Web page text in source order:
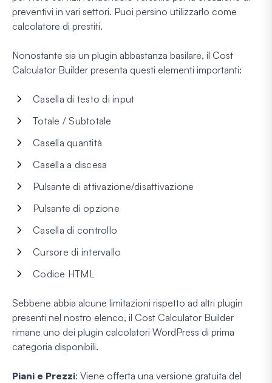
preventivi in vari settori. Puoi persino utilizzarlo come
calcolatore di prestiti.
Nonostante sia un plugin abbastanza basilare, il Cost
Calculator Builder presenta questi elementi importanti:
Casella di testo di input
Totale / Subtotale
Casella quantità
Casella a discesa
Pulsante di attivazione/disattivazione
Pulsante di opzione
Casella di controllo
Cursore di intervallo
Codice HTML
Sebbene abbia alcune limitazioni rispetto ad altri plugin
presenti nel nostro elenco, il Cost Calculator Builder
rimane uno dei plugin calcolatori WordPress di prima
categoria disponibili.
Piani e Prezzi: Viene offerta una versione gratuita del